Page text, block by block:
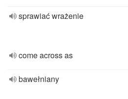
sprawiać wrażenie
come across as
bawełniany